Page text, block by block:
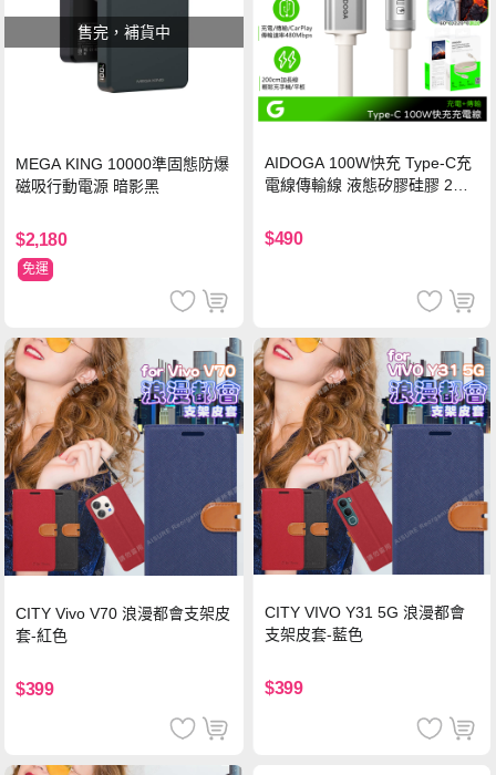
售完，補貨中
MEGA KING 10000準固態防爆
磁吸行動電源 暗影黑
$2,180
免運
AIDOGA 100W快充 Type-C充
電線傳輸線 液態矽膠硅膠 2M
$490
CITY Vivo V70 浪漫都會支架皮
套-紅色
$399
CITY VIVO Y31 5G 浪漫都會
支架皮套-藍色
$399